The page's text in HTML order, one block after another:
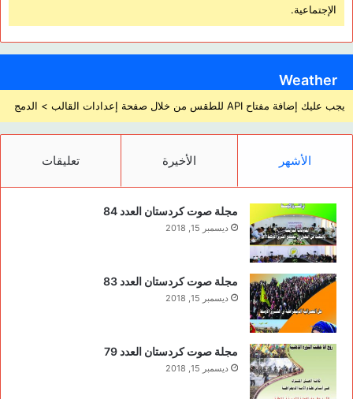
الإجتماعية.
Weather
يجب عليك إضافة مفتاح API للطقس من خلال صفحة إعدادات القالب > الدمج
الأشهر الأخيرة تعليقات
مجلة صوت كردستان العدد 84
ديسمبر 15, 2018
مجلة صوت كردستان العدد 83
ديسمبر 15, 2018
مجلة صوت كردستان العدد 79
ديسمبر 15, 2018